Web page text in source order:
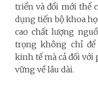
triển và đổi mới thể
dụng tiến bộ khoa
cao chất lượng
trọng không chỉ
kinh tế mà cả đối
vững về lâu dài.